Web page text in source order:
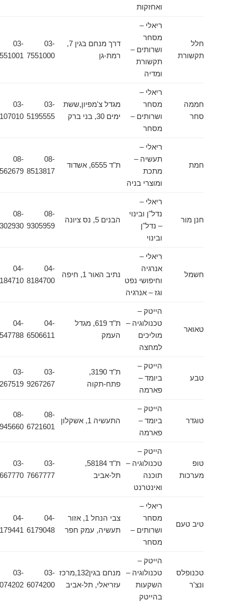
ואחזקות
תקשורת
ריאלי –
מסחר
ושרותים –
תקשורת
ומדיה
דרך מנחם בגין 7,
רמת-גן
03-
7551000
7551001
חממה
ריאלי –
מסחר
ושרותים –
מסחר
מגדל צ'מפיון,ששת
ימים 30, בני ברק
03-
5195555
5107010
חמת
ריאלי –
תעשיה –
מתכת
ומוצרי בניה
8513817
8562679
חנן מור
ריאלי –
נדל"ן ובינוי
– נדל"ן
ובינוי
הבנים 5, נס ציונה
9305959
9302930
חשמל
ריאלי –
אנרגיה
וחיפושי נפט
וגז – אנרגיה
נתיב האור 1, חיפה
8184700
8184710
טאואר
הייטק –
טכנולוגיה –
מוליכים
למחצה
ת"ד 619, מגדל
העמק
6506611
6547788
הייטק –
ביומד –
פארמה
ת"ד 3190,
פתח-תקוה
9267267
9267519
טוגדר
הייטק –
ביומד –
פארמה
התעשיה 1, אשקלון
6721601
9945660
מערכות
הייטק –
טכנולוגיה –
תוכנה
ואינטרנט
ת"ד 58184,
תל-אביב
7667777
7667770
טיב טעם
ריאלי –
מסחר
ושרותים –
מסחר
צבי הנחל 1, אזור
תעשיה, עמק חפר
04-
6179048
6179441
טכנופלס
ונצ'ר
הייטק –
טכנולוגיה –
השקעות
בהייטק
מנחם בגין132,מרכז
עזריאלי, תל-אביב
03-
6074200
6074202